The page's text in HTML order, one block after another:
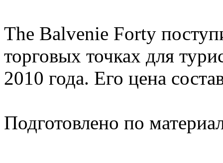
The Balvenie Forty
торговых точках для
2010 года. Его цена
Подготовлено по